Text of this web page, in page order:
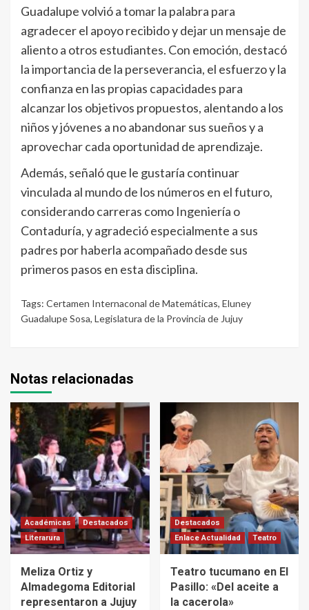
Guadalupe volvió a tomar la palabra para
agradecer el apoyo recibido y dejar un mensaje de
aliento a otros estudiantes. Con emoción, destacó
la importancia de la perseverancia, el esfuerzo y la
confianza en las propias capacidades para
alcanzar los objetivos propuestos, alentando a los
niños y jóvenes a no abandonar sus sueños y a
aprovechar cada oportunidad de aprendizaje.
Además, señaló que le gustaría continuar
vinculada al mundo de los números en el futuro,
considerando carreras como Ingeniería o
Contaduría, y agradeció especialmente a sus
padres por haberla acompañado desde sus
primeros pasos en esta disciplina.
Tags: Certamen Internaconal de Matemáticas, Eluney
Guadalupe Sosa, Legislatura de la Provincia de Jujuy
Notas relacionadas
Académicas
Destacados
Literarura
Meliza Ortiz y
Almadegoma Editorial
representaron a Jujuy
Destacados
Enlace Actualidad
Teatro
Teatro tucumano en El
Pasillo: «Del aceite a
la cacerola»